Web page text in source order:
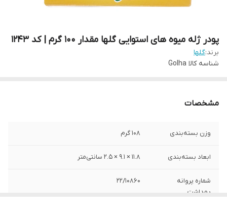
پودر ژله میوه های استوایی گلها مقدار 100 گرم | کد 1243
برند:گلها
شناسه کالا Golha
مشخصات
وزن بسته‌بندی 108 گرم
ابعاد بسته‌بندی 11.8 × 9.1 × 2.5 سانتی‌متر
شماره پروانه
بهداشت
22/10860